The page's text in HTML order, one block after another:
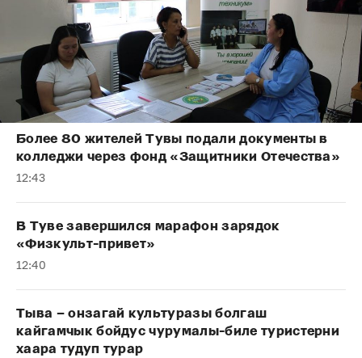
Более 80 жителей Тувы подали документы в
колледжи через фонд «Защитники Отечества»
12:43
В Туве завершился марафон зарядок
«Физкульт-привет»
12:40
Тыва – онзагай культуразы болгаш
кайгамчык бойдус чурумалы-биле туристерни
хаара тудуп турар